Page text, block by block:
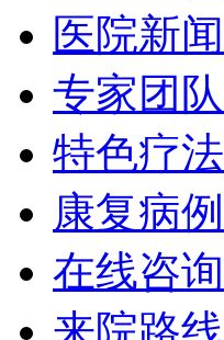
医院新闻
专家团队
特色疗法
康复病例
在线咨询